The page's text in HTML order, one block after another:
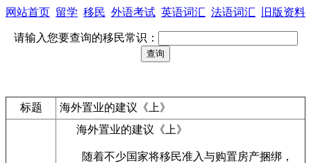
网站首页 留学 移民 外语考试 英语词汇 法语词汇 旧版资料
请输入您要查询的移民常识：
标题 海外置业的建议《上》
海外置业的建议《上》
随着不少国家将移民准入与购置房产捆绑，